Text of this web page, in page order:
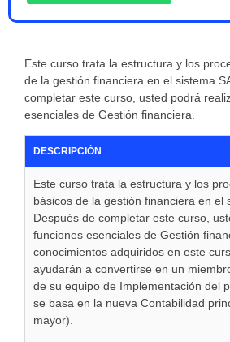
Este curso trata la estructura y los
de la gestión financiera en el sistema
completar este curso, usted podrá
esenciales de Gestión financiera.
DESCRIPCIÓN
Este curso trata la estructura y los
básicos de la gestión financiera en el
Después de completar este curso,
funciones esenciales de Gestión
conocimientos adquiridos en este
ayudarán a convertirse en un
de su equipo de Implementación del
se basa en la nueva Contabilidad
mayor).